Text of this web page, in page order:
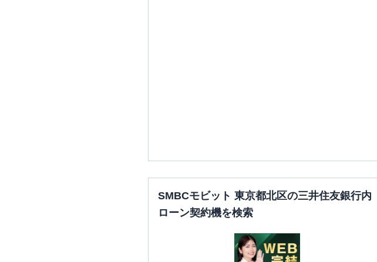
SMBCモビット 東京都北区の三井住友銀行内
ローン契約機を検索